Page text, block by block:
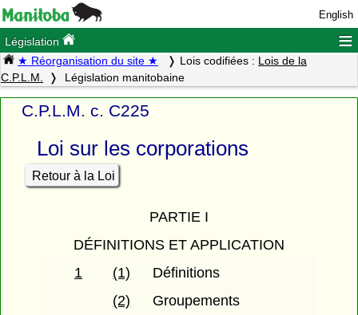
English
Législation ≡
★ Réorganisation du site ★ Lois codifiées : Lois de la
C.P.L.M.
Législation manitobaine
C.P.L.M. c. C225
Loi sur les corporations
Retour à la Loi
PARTIE I
DÉFINITIONS ET APPLICATION
1
(1)
Définitions
(2)
Groupements